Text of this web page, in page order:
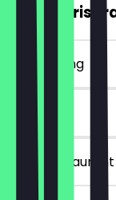
GRATIS
~€ 3 korting
in het restaurant